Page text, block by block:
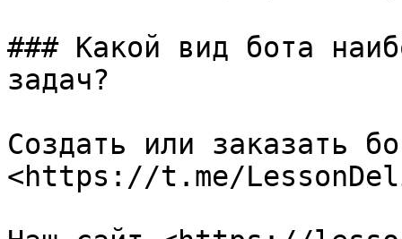
### Какой вид бота
задач?
Создать или заказать
<https://t.me/